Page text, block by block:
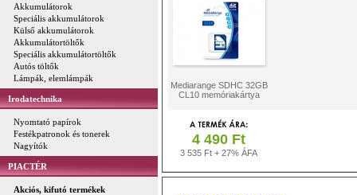
Akkumulátorok
Speciális akkumulátorok
Külső akkumulátorok
Akkumulátortöltők
Speciális akkumulátortöltők
Autós töltők
Lámpák, elemlámpák
Irodatechnika
Nyomtató papírok
Festékpatronok és tonerek
Nagyítók
PIACTÉR
Akciós, kifutó termékek
Mediarange SDHC 32GB
CL10 memóriakártya
4 490 Ft
3 535 Ft + 27% ÁFA